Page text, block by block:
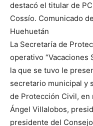
destacó el titular de
Cossío. Comunicado
Huehuetán
La Secretaría de
operativo “Vacaciones
la que se tuvo le
secretario municipal y
de Protección Civil,
Ángel Villalobos,
presidente del